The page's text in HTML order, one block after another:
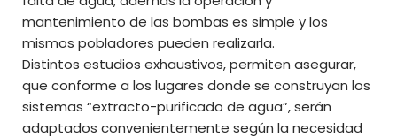
mantenimiento de las bombas es simple y los
mismos pobladores pueden realizarla.
Distintos estudios exhaustivos, permiten asegurar,
que conforme a los lugares donde se construyan los
sistemas “extracto-purificado de agua”, serán
adaptados convenientemente según la necesidad